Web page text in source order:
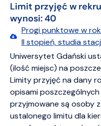
Limit przyjęć w
wynosi: 40
Progi punktowe w
II stopień, studia
Uniwersytet Gdański
(ilość miejsc) na
Limity przyjęć na dany
opisami
przyjmowane są osoby
ustalonego limitu dla